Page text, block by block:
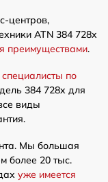
центров,
ATN 384 728x
преимуществами.
специалисты по
384 728x для
виды
Мы большая
более 20 тыс.
уже имеется